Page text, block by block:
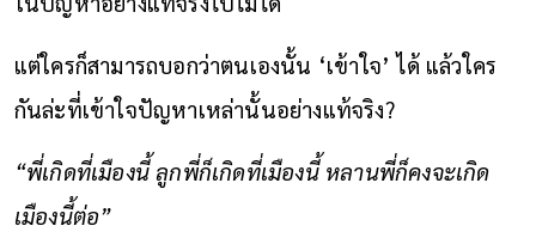
แต่ใครก็สามารถบอกว่าตนเองนั้น ‘เข้าใจ’ ได้ แล้วใคร
กันล่ะที่เข้าใจปัญหาเหล่านั้นอย่างแท้จริง?
“พี่เกิดที่เมืองนี้ ลูกพี่ก็เกิดที่เมืองนี้ หลานพี่ก็คงจะเกิด
เมืองนี้ต่อ”